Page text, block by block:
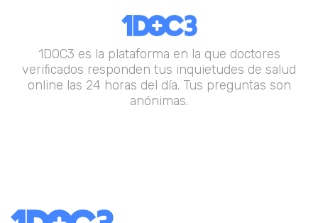
1DOC3 es la plataforma en la que doctores
verificados responden tus inquietudes de salud
online las 24 horas del día. Tus preguntas son
anónimas.